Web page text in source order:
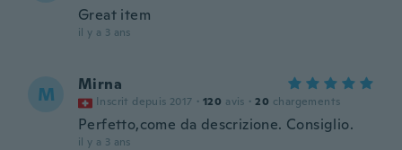
Great item
il y a 3 ans
M Mirna
Inscrit depuis 2017 · 120 avis · 20 chargements
Perfetto,come da descrizione. Consiglio.
il y a 3 ans